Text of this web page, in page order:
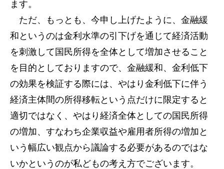
ます。
ただ、もっとも、今申し上げたように、金融緩
和というのは金利水準の引下げを通じて経済活動
を刺激して国民所得を全体として増加させること
を目的としておりますので、金融緩和、金利低下
の効果を検証する際には、やはり金利低下に伴う
経済主体間の所得移転という点だけに限定すると
適切ではなく、やはり経済全体としての国民所得
の増加、すなわち企業収益や雇用者所得の増加と
いう幅広い観点から議論する必要があるのではな
いかというのが私どもの考え方でございます。